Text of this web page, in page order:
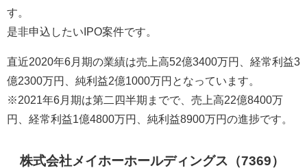
す。
是非申込したいIPO案件です。
直近2020年6月期の業績は売上高52億3400万円、経常利益3
億2300万円、純利益2億1000万円となっています。
※2021年6月期は第二四半期までで、売上高22億8400万
円、経常利益1億4800万円、純利益8900万円の進捗です。
株式会社メイホーホールディングス（7369）